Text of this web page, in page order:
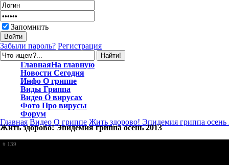
Запомнить
Забыли пароль? Регистрация
ГлавнаяНа главную
Новости Сегодня
Инфо О гриппе
Виды Гриппа
Видео О вирусах
Фото Про вирусы
Форум
Главная Видео О гриппе Жить здорово! Эпидемия гриппа осень
Жить здорово! Эпидемия гриппа осень 2013
# 139